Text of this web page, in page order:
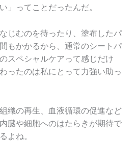
」ってことだったんだ。
じむのを待ったり、塗布したパ
もかかるから、通常のシートパ
スペシャルケアって感じだけ
ったのは私にとって力強い助っ
織の再生、血液循環の促進など
臓や細胞へのはたらきが期待で
よね。